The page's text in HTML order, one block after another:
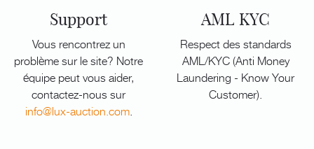
Support
Vous rencontrez un
problème sur le site? Notre
équipe peut vous aider,
contactez-nous sur
info@lux-auction.com.
AML KYC
Respect des standards
AML/KYC (Anti Money
Laundering - Know Your
Customer).